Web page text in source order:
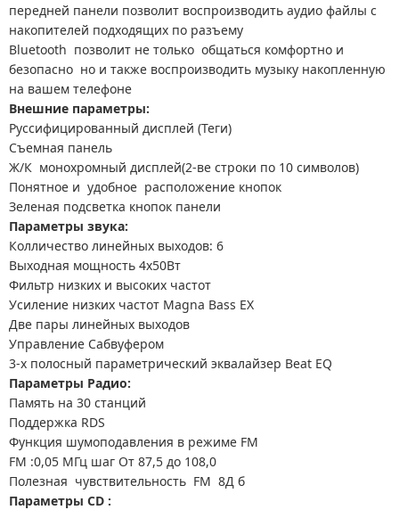
передней панели позволит воспроизводить аудио файлы с
накопителей подходящих по разъему
Bluetooth позволит не только общаться комфортно и
безопасно но и также воспроизводить музыку накопленную
на вашем телефоне
Внешние параметры:
Руссифицированный дисплей (Теги)
Съемная панель
Ж/К монохромный дисплей(2-ве строки по 10 символов)
Понятное и удобное расположение кнопок
Зеленая подсветка кнопок панели
Параметры звука:
Колличество линейных выходов: 6
Выходная мощность 4х50Вт
Фильтр низких и высоких частот
Усиление низких частот Magna Bass EX
Две пары линейных выходов
Управление Сабвуфером
3-х полосный параметрический эквалайзер Beat EQ
Параметры Радио:
Память на 30 станций
Поддержка RDS
Функция шумоподавления в режиме FM
FM :0,05 МГц шаг От 87,5 до 108,0
Полезная чувствительность FM 8Д б
Параметры CD :